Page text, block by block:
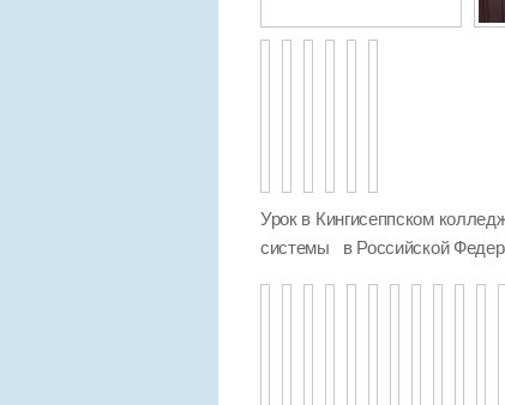
Урок в Кингисеппском
системы в Российской